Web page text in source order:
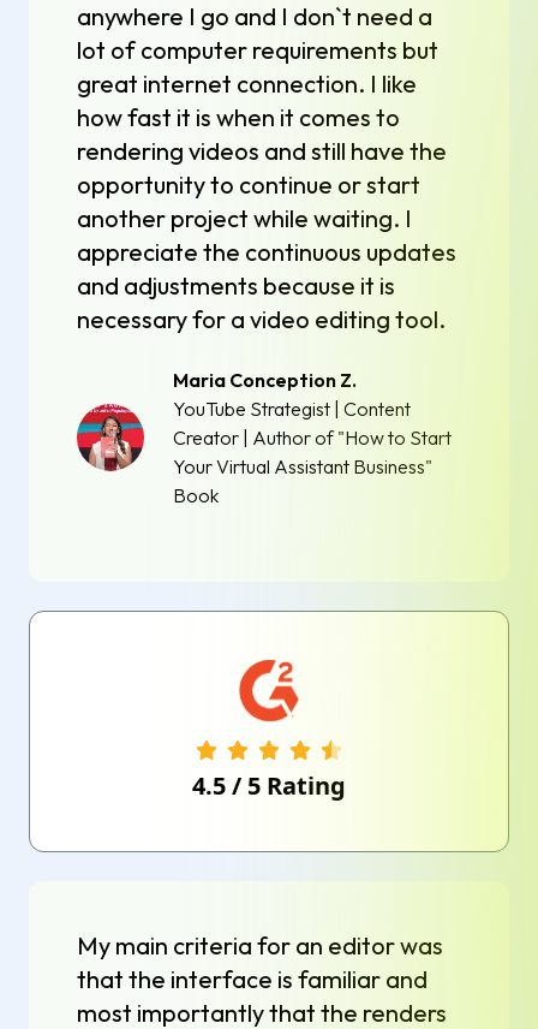
anywhere I go and I don`t need a
lot of computer requirements but
great internet connection. I like
how fast it is when it comes to
rendering videos and still have the
opportunity to continue or start
another project while waiting. I
appreciate the continuous updates
and adjustments because it is
necessary for a video editing tool.
Maria Conception Z.
YouTube Strategist | Content
Creator | Author of "How to Start
Your Virtual Assistant Business"
Book
4.5/ 5 Rating
My main criteria for an editor was
that the interface is familiar and
most importantly that the renders